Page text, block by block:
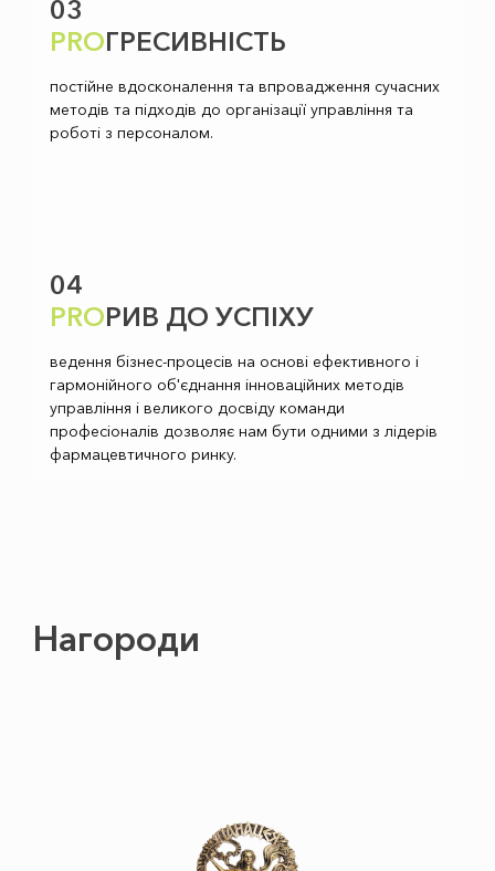
03
PROГРЕСИВНІСТЬ
постійне вдосконалення та впровадження сучасних
методів та підходів до організації управління та
роботі з персоналом.
04
PROРИВ ДО УСПІХУ
ведення бізнес-процесів на основі ефективного і
гармонійного об'єднання інноваційних методів
управління і великого досвіду команди
професіоналів дозволяє нам бути одними з лідерів
фармацевтичного ринку.
Нагороди